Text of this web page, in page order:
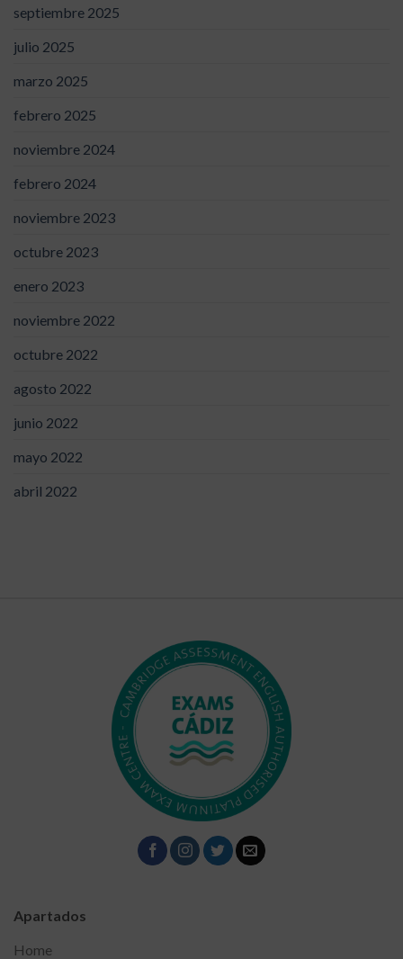
septiembre 2025
julio 2025
marzo 2025
febrero 2025
noviembre 2024
febrero 2024
noviembre 2023
octubre 2023
enero 2023
noviembre 2022
octubre 2022
agosto 2022
junio 2022
mayo 2022
abril 2022
Apartados
Home